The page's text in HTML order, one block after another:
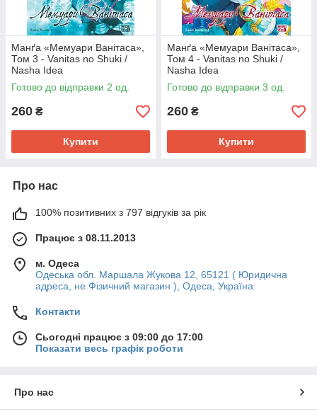
Манґа «Мемуари Ванітаса»,
Том 3 - Vanitas no Shuki /
Nasha Idea
Готово до відправки 2 од.
260 ₴
Купити
Манґа «Мемуари Ванітаса»,
Том 4 - Vanitas no Shuki /
Nasha Idea
Готово до відправки 3 од.
260 ₴
Купити
Про нас
100% позитивних з 797 відгуків за рік
Працює з 08.11.2013
м. Одеса
Одеська обл. Маршала Жукова 12, 65121 ( Юридична
адреса, не Фізичний магазин ), Одеса, Україна
Контакти
Сьогодні працює з 09:00 до 17:00
Показати весь графік роботи
Про нас